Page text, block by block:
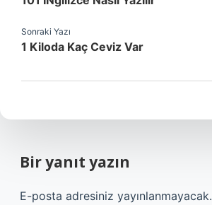
Sonraki Yazı
1 Kiloda Kaç Ceviz Var
Bir yanıt yazın
E-posta adresiniz yayınlanmayacak.